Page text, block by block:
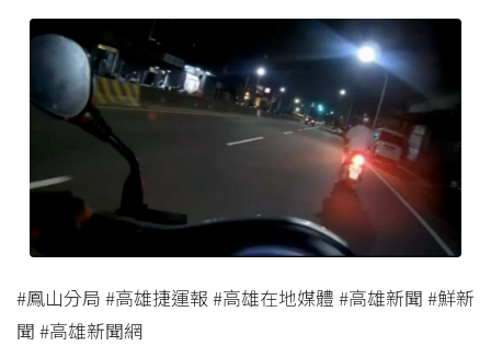
#鳳山分局 #高雄捷運報 #高雄在地媒體 #高雄新聞 #鮮新
聞 #高雄新聞網